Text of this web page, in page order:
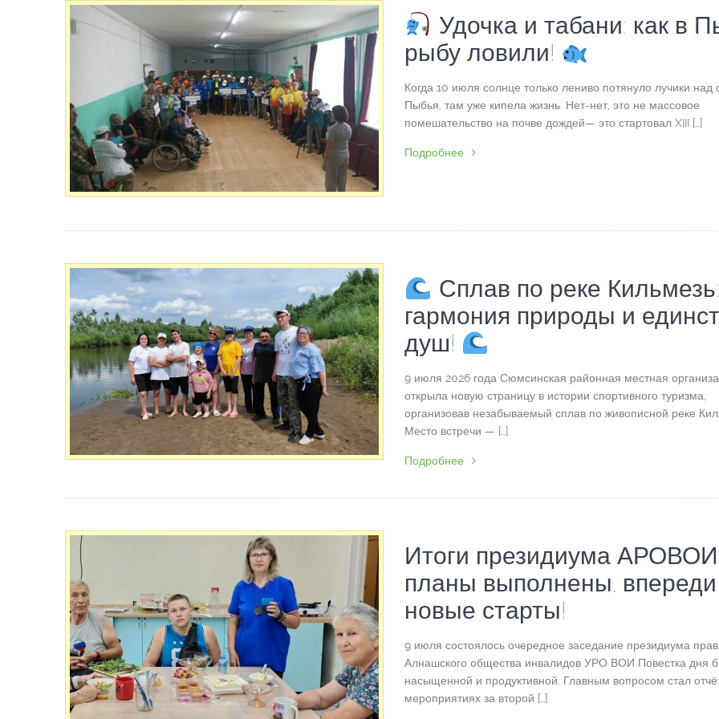
Удочка и табани: как в
рыбу ловили!
Когда 10 июля солнце только лениво потянуло лучики над
Пыбья, там уже кипела жизнь. Нет-нет, это не массовое
помешательство на почве дождей— это стартовал XIII […]
Подробнее
Сплав по реке Кильмезь:
гармония природы и
душ!
9 июля 2026 года Сюмсинская районная местная
открыла новую страницу в истории спортивного туризма,
организовав незабываемый сплав по живописной реке
Место встречи — […]
Подробнее
Итоги президиума
планы выполнены,
новые старты!
9 июля состоялось очередное заседание президиума
Алнашского общества инвалидов УРО ВОИ Повестка дня
насыщенной и продуктивной. Главным вопросом стал
мероприятиях за второй […]